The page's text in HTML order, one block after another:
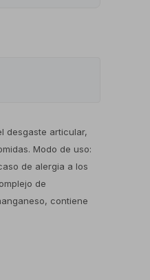
desgaste articular,
Modo de uso:
de alergia a los
de
contiene